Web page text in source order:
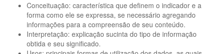
Conceituação: característica que definem o indicador e a
forma como ele se expressa, se necessário agregando
informações para a compreensão de seu conteúdo.
Interpretação: explicação sucinta do tipo de informação
obtida e seu significado.